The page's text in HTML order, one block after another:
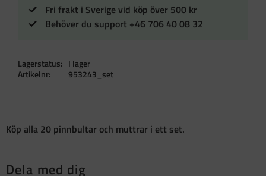
Fri frakt i Sverige vid köp över 500 kr
Behöver du support +46 706 40 08 32
Lagerstatus
I lager
Artikelnr
953243_set
Köp alla 20 pinnbultar och muttrar i ett set.
Dela med dig